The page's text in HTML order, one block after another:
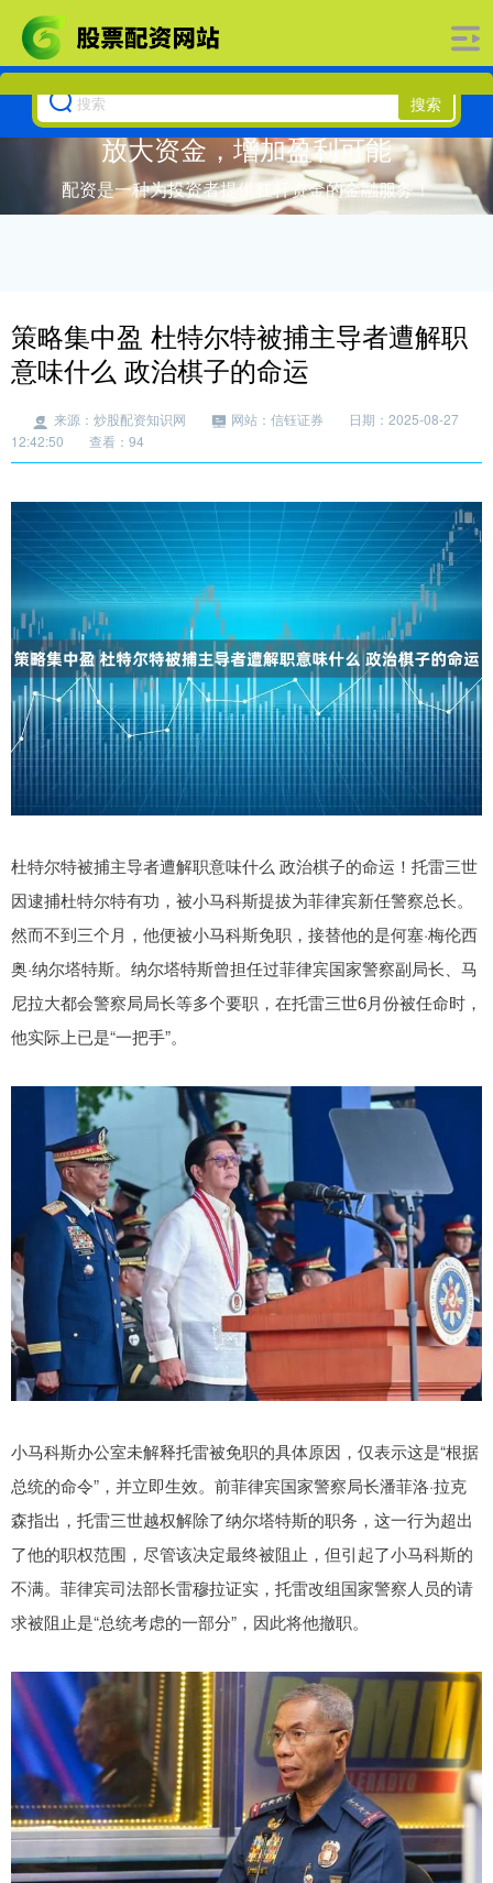
搜索
放大资金，增加盈利可能
配资是一种为投资者提供杠杆资金的金融服务！
策略集中盈 杜特尔特被捕主导者遭解职
意味什么 政治棋子的命运
来源：炒股配资知识网 网站：信钰证券
日期：2025-08-27
12:42:50
查看：94
杜特尔特被捕主导者遭解职意味什么 政治棋子的命运！托雷三世
因逮捕杜特尔特有功，被小马科斯提拔为菲律宾新任警察总长。
然而不到三个月，他便被小马科斯免职，接替他的是何塞·梅伦西
奥·纳尔塔特斯。纳尔塔特斯曾担任过菲律宾国家警察副局长、马
尼拉大都会警察局局长等多个要职，在托雷三世6月份被任命时，
他实际上已是“一把手”。
小马科斯办公室未解释托雷被免职的具体原因，仅表示这是“根据
总统的命令”，并立即生效。前菲律宾国家警察局长潘菲洛·拉克
森指出，托雷三世越权解除了纳尔塔特斯的职务，这一行为超出
了他的职权范围，尽管该决定最终被阻止，但引起了小马科斯的
不满。菲律宾司法部长雷穆拉证实，托雷改组国家警察人员的请
求被阻止是“总统考虑的一部分”，因此将他撤职。